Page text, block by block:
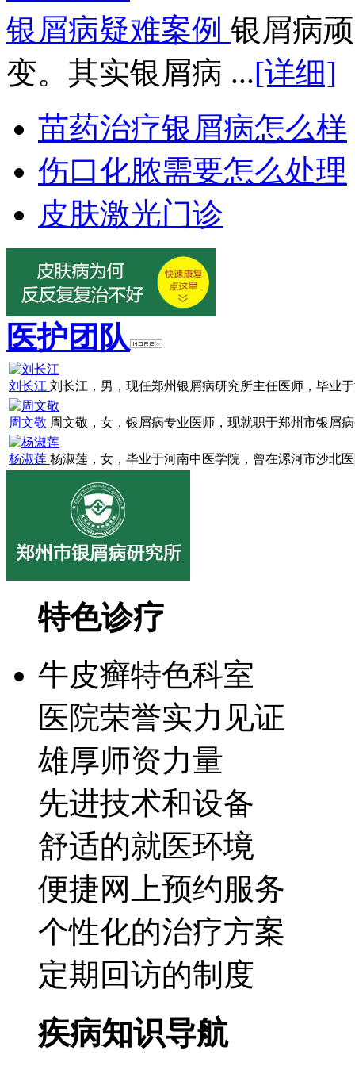
银屑病疑难案例 银屑病
变。其实银屑病 ...[详细]
苗药治疗银屑病怎么样
伤口化脓需要怎么处理
皮肤激光门诊
医护团队
刘长江 刘长江，男，现任郑州银屑病研究所主任医师，毕业
周文敬 周文敬，女，银屑病专业医师，现就职于郑州市银屑
杨淑莲 杨淑莲，女，毕业于河南中医学院，曾在漯河市沙北
特色诊疗
牛皮癣特色科室
医院荣誉实力见证
雄厚师资力量
先进技术和设备
舒适的就医环境
便捷网上预约服务
个性化的治疗方案
定期回访的制度
疾病知识导航